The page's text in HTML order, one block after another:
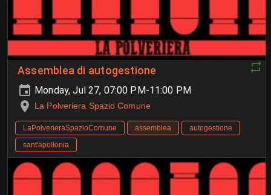
Assemblea di autogestione
Monday, Jul 27, 07:00 PM-11:00 PM
La Polveriera Spazio Comune
LaPolverieraSpazioComune assemblea
autogestione
sant'apollonia